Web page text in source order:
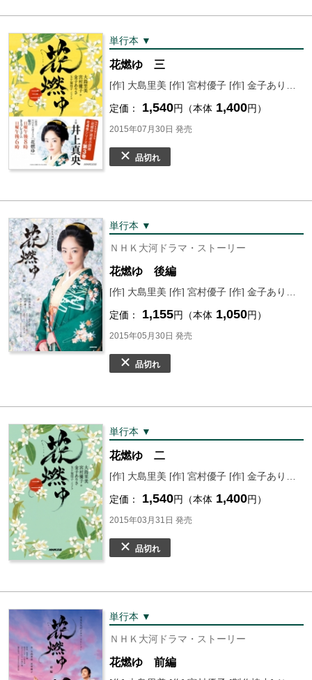
単行本 ▼
花燃ゆ 三
定価： 1,540円（本体 1,400円）
2015年07月30日 発売
品切れ
単行本 ▼
ＮＨＫ大河ドラマ・ストーリー
花燃ゆ 後編
定価： 1,155円（本体 1,050円）
2015年05月30日 発売
品切れ
単行本 ▼
花燃ゆ 二
定価： 1,540円（本体 1,400円）
2015年03月31日 発売
品切れ
単行本 ▼
ＮＨＫ大河ドラマ・ストーリー
花燃ゆ 前編